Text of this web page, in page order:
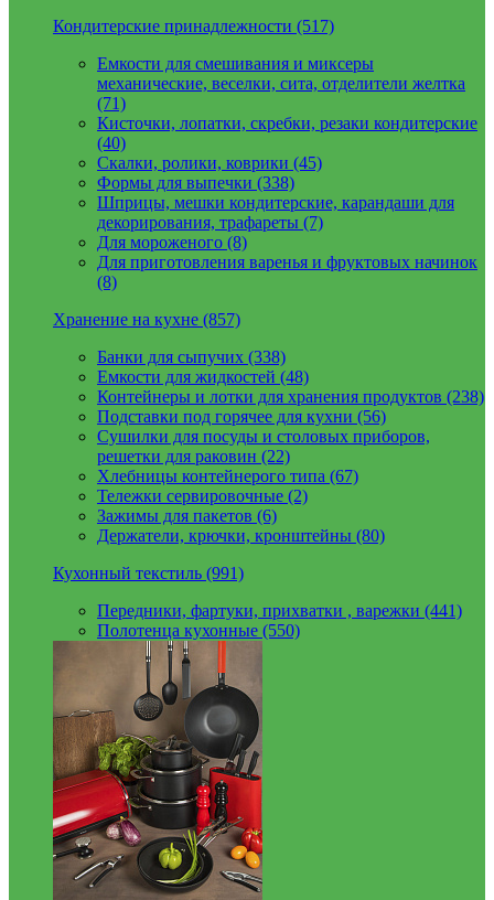
Кондитерские принадлежности (517)
Емкости для смешивания и миксеры
механические, веселки, сита, отделители желтка
(71)
Кисточки, лопатки, скребки, резаки кондитерские
(40)
Скалки, ролики, коврики (45)
Формы для выпечки (338)
Шприцы, мешки кондитерские, карандаши для
декорирования, трафареты (7)
Для мороженого (8)
Для приготовления варенья и фруктовых начинок
(8)
Хранение на кухне (857)
Банки для сыпучих (338)
Емкости для жидкостей (48)
Контейнеры и лотки для хранения продуктов (238)
Подставки под горячее для кухни (56)
Сушилки для посуды и столовых приборов,
решетки для раковин (22)
Хлебницы контейнерого типа (67)
Тележки сервировочные (2)
Зажимы для пакетов (6)
Держатели, крючки, кронштейны (80)
Кухонный текстиль (991)
Передники, фартуки, прихватки , варежки (441)
Полотенца кухонные (550)